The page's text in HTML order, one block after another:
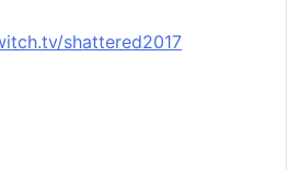
shattered2017